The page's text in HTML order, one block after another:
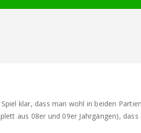
klar, dass man wohl in beiden
aus 08er und 09er Jahrgängen), dass